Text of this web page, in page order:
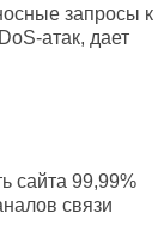
запросы к
атак, дает
сайта 99,99%
связи